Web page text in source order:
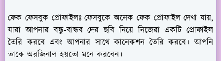
ফেক ফেসবুক প্রোফাইলঃফেসবুকে অনেক ফেক প্রোফাইল দেখা যায়,
যারা আপনার বন্ধু-বান্ধব দের ছবি নিয়ে নিজেরা একটি প্রোফাইল
তৈরি করবে এবং আপনার সাথে কানেকশন তৈরি করবে। আপনি
তাকে অরজিনাল হয়তো মনে করবেন।